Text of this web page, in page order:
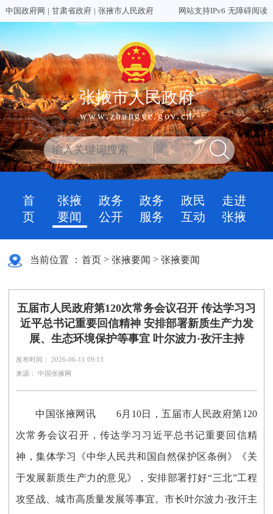
中国政府网 | 甘肃省政府 | 张掖市人民政府 网站支持IPv6 无障碍阅读
张掖市人民政府
www.zhangye.gov.cn
首
页
张掖
要闻
政务
公开
政务
服务
政民
互动
走进
张掖
当前位置 ： 首页 >张掖要闻 >张掖要闻
五届市人民政府第120次常务会议召开 传达学习习
近平总书记重要回信精神 安排部署新质生产力发
展、生态环境保护等事宜 叶尔波力·孜汗主持
发布时间： 2026-06-11 09:13
来源： 中国张掖网
中国张掖网讯 6月10日，五届市人民政府第120
次常务会议召开，传达学习习近平总书记重要回信精
神，集体学习《中华人民共和国自然保护区条例》《关
于发展新质生产力的意见》，安排部署打好“三北”工程
攻坚战、城市高质量发展等事宜。市长叶尔波力·孜汗主